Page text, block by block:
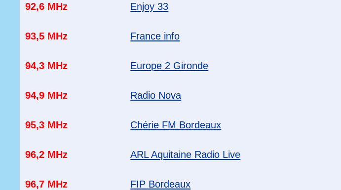
92,6 MHz Enjoy 33
93,5 MHz France info
94,3 MHz Europe 2 Gironde
94,9 MHz Radio Nova
95,3 MHz Chérie FM Bordeaux
96,2 MHz ARL Aquitaine Radio Live
96,7 MHz FIP Bordeaux